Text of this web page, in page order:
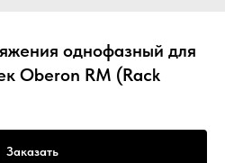
однофазный для
Oberon RM (Rack
Заказать